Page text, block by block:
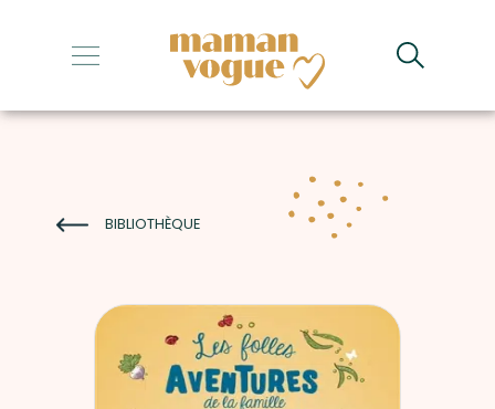
+
+
+
BIBLIOTHÈQUE